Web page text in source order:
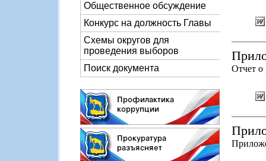
Общественное обсуждение
Конкурс на должность Главы
Схемы округов для
проведения выборов
Поиск документа
Отчет о